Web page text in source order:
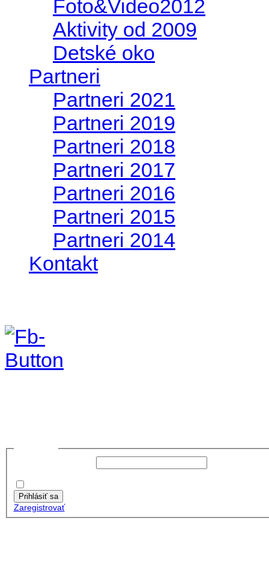
Foto&Video2012
Aktivity od 2009
Detské oko
Partneri
Partneri 2021
Partneri 2019
Partneri 2018
Partneri 2017
Partneri 2016
Partneri 2015
Partneri 2014
Kontakt
Prihlásiť sa
Zaregistrovať